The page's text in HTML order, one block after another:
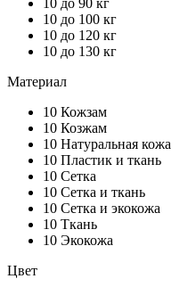
10 до 90 кг
10 до 100 кг
10 до 120 кг
10 до 130 кг
Материал
10 Кожзам
10 Козжам
10 Натуральная кожа
10 Пластик и ткань
10 Сетка
10 Сетка и ткань
10 Сетка и экокожа
10 Ткань
10 Экокожа
Цвет